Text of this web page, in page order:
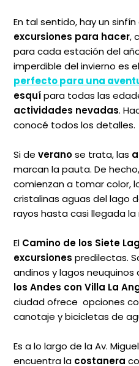
En tal sentido, hay un sinfín
excursiones para hacer,
para cada estación del
imperdible del invierno es el
perfecto para una
esquípara todas las
actividades nevadas.
conocé todos los detalles.
Si deveranose trata, las
marcan la pauta. De
comienzan a tomar color,
cristalinas aguas del lago
rayos hasta casi llegada la
El Camino de los Siete
excursiones predilectas.
andinos y lagos neuquinos
los Andes con Villa La
ciudad ofrece opciones
canotaje y bicicletas de
Es a lo largo de la Av.
encuentra la costanera